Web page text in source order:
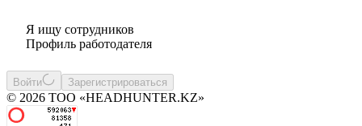
Я ищу сотрудников
Профиль работодателя
Войти Зарегистрироваться
© 2026 ТОО «HEADHUNTER.KZ»